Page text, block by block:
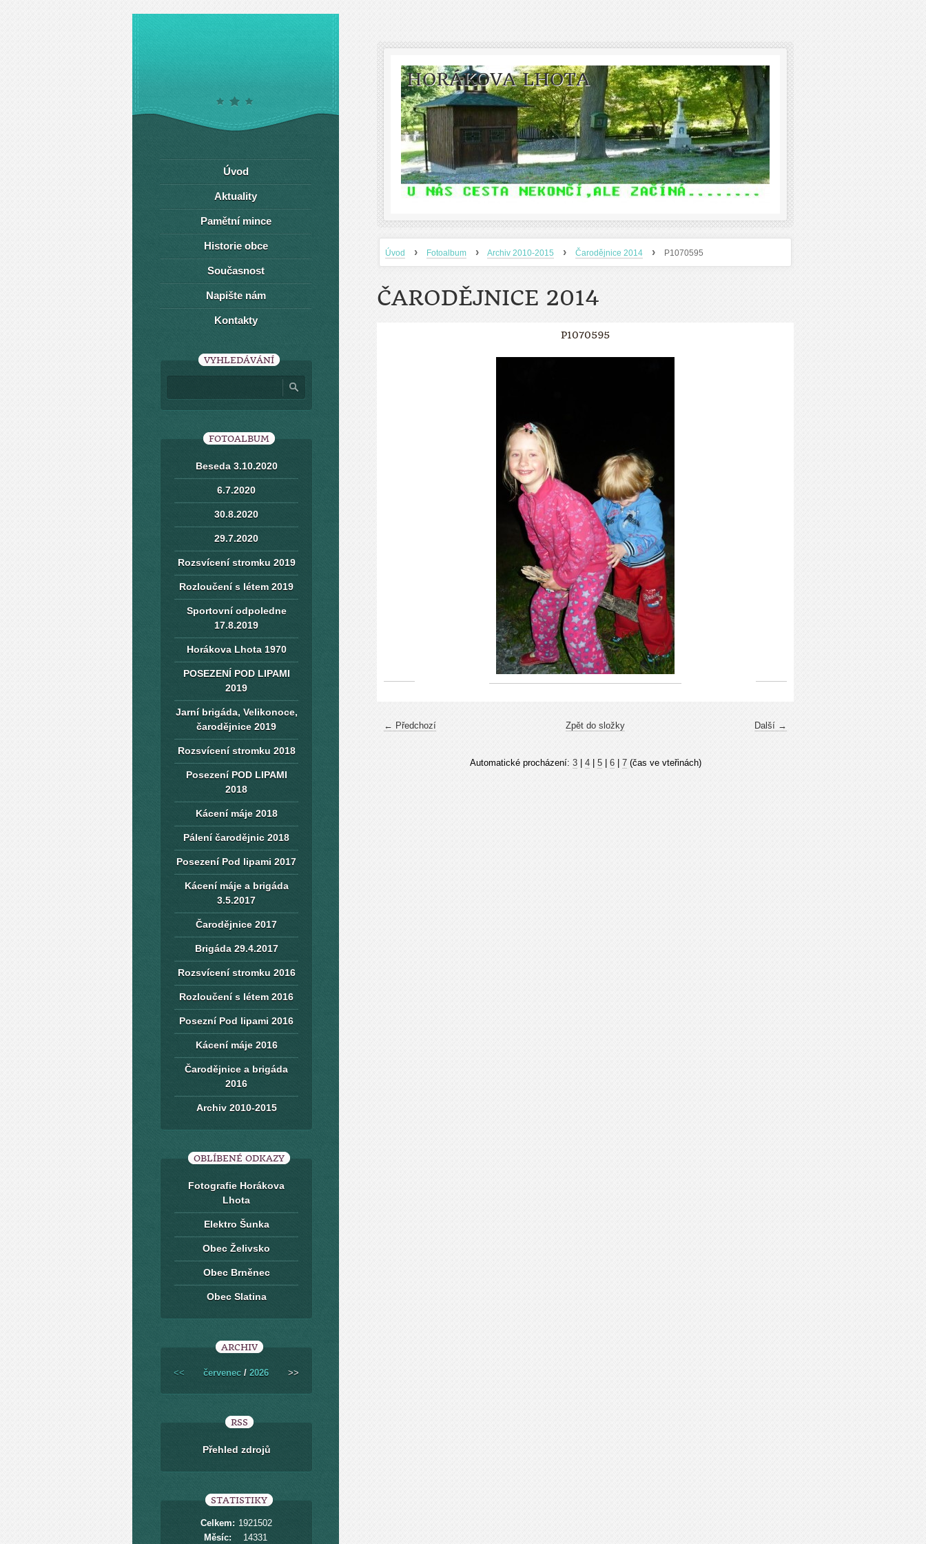
HORÁKOVA LHOTA
Úvod › Fotoalbum › Archiv 2010-2015 › Čarodějnice 2014 › P1070595
ČARODĚJNICE 2014
P1070595
← Předchozí Další →
Zpět do složky
Automatické procházení: 3| 4| 5| 6| 7(čas ve vteřinách)
Úvod
Aktuality
Pamětní mince
Historie obce
Současnost
Napište nám
Kontakty
VYHLEDÁVÁNÍ
FOTOALBUM
Beseda 3.10.2020
6.7.2020
30.8.2020
29.7.2020
Rozsvícení stromku 2019
Rozloučení s létem 2019
Sportovní odpoledne
17.8.2019
Horákova Lhota 1970
POSEZENÍ POD LIPAMI
2019
Jarní brigáda, Velikonoce,
čarodějnice 2019
Rozsvícení stromku 2018
Posezení POD LIPAMI
2018
Kácení máje 2018
Pálení čarodějnic 2018
Posezení Pod lipami 2017
Kácení máje a brigáda
3.5.2017
Čarodějnice 2017
Brigáda 29.4.2017
Rozsvícení stromku 2016
Rozloučení s létem 2016
Posezní Pod lipami 2016
Kácení máje 2016
Čarodějnice a brigáda
2016
Archiv 2010-2015
OBLÍBENÉ ODKAZY
Fotografie Horákova
Lhota
Elektro Šunka
Obec Želivsko
Obec Brněnec
Obec Slatina
ARCHIV
<< červenec / 2026 >>
RSS
Přehled zdrojů
STATISTIKY
Celkem: 1921502
Měsíc:
14331